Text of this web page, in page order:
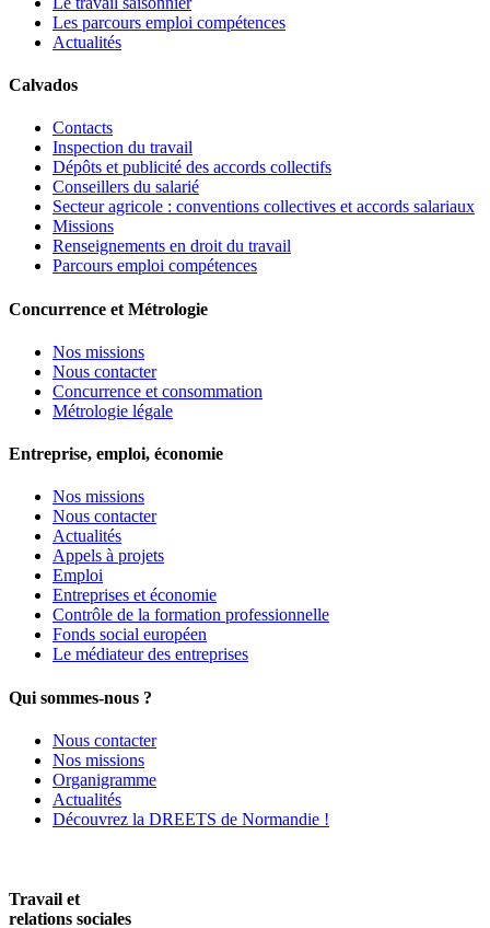
Les parcours emploi compétences
Actualités
Calvados
Contacts
Inspection du travail
Dépôts et publicité des accords collectifs
Conseillers du salarié
Secteur agricole : conventions collectives et accords salariaux
Missions
Renseignements en droit du travail
Parcours emploi compétences
Concurrence et Métrologie
Nos missions
Nous contacter
Concurrence et consommation
Métrologie légale
Entreprise, emploi, économie
Nos missions
Nous contacter
Actualités
Appels à projets
Emploi
Entreprises et économie
Contrôle de la formation professionnelle
Fonds social européen
Le médiateur des entreprises
Qui sommes-nous ?
Nous contacter
Nos missions
Organigramme
Actualités
Découvrez la DREETS de Normandie !
Travail et
relations sociales